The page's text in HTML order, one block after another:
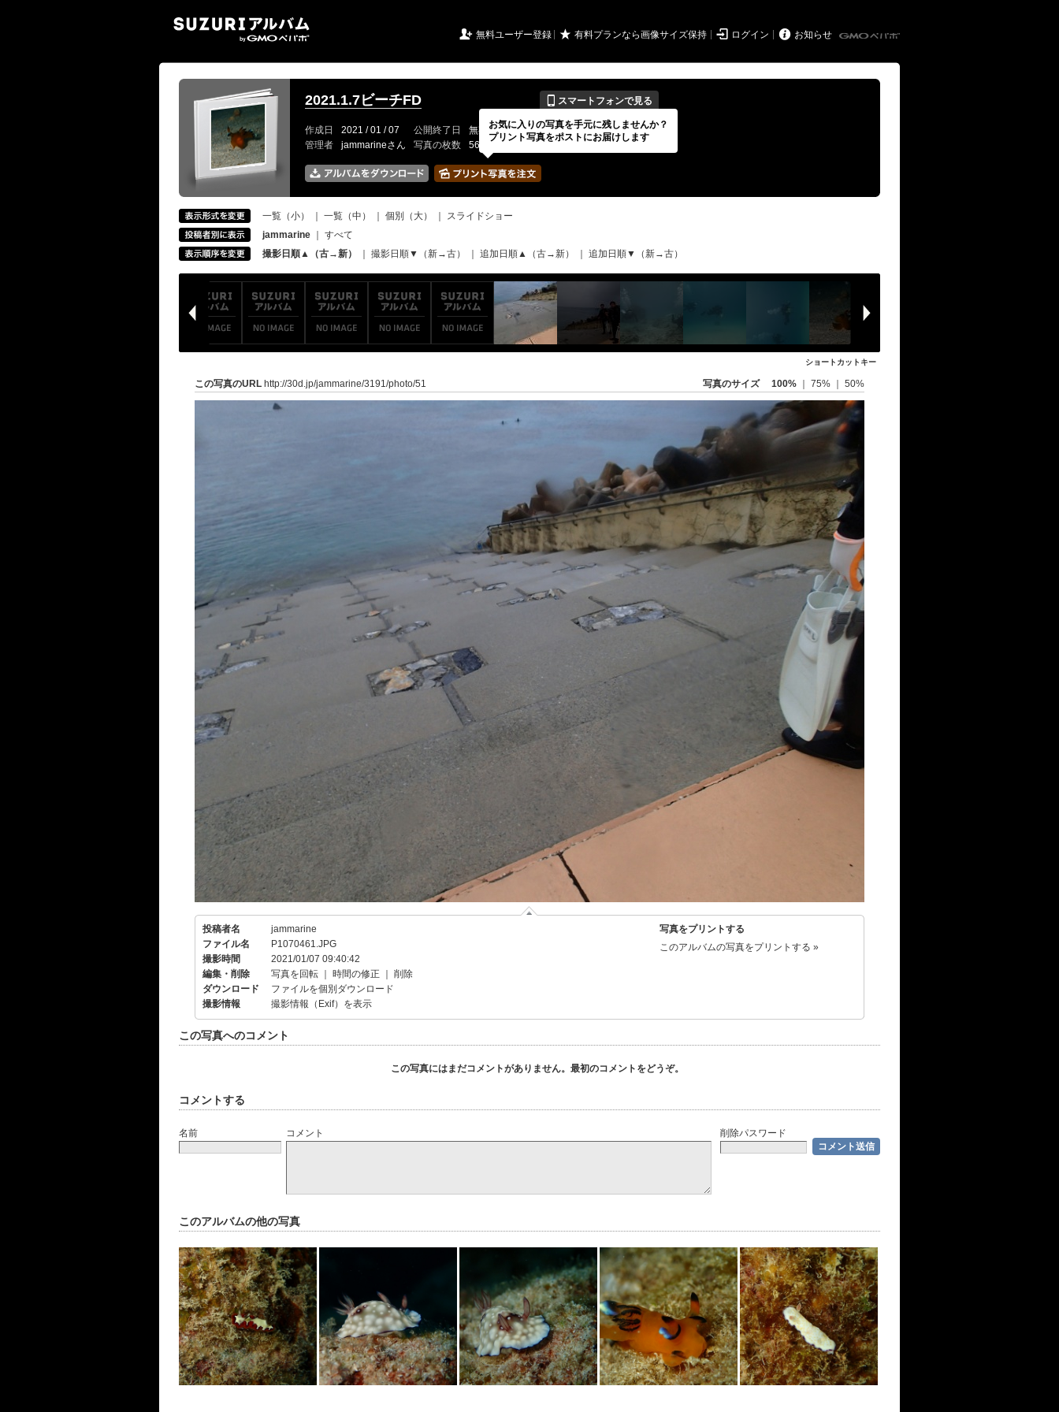
 無料ユーザー登録 ★ 有料プランなら画像サイズ保持  ログイン  お知らせ
2021.1.7ビーチFD 📱 スマートフォンで見る
作成日 2021 / 01 / 07 公開終了日 無期限 イベントの期間
---
管理者
jammarineさん 写真の枚数 56 / 2000枚
一覧（小） 一覧（中） 個別（大）
スライドショー
jammarine
すべて
撮影日順▲（古→新）
撮影日順▼（新→古） 追加日順▲（古→新） 追加日順▼（新→古）
ショートカットキー
この写真のURL http://30d.jp/jammarine/3191/photo/51 写真のサイズ 100% 75% 50%
投稿者名
jammarine
ファイル名
P1070461.JPG
撮影時間
2021/01/07 09:40:42
編集・削除
写真を回転 時間の修正
削除
ダウンロード
ファイルを個別ダウンロード
撮影情報
撮影情報（Exif）を表示
写真をプリントする
このアルバムの写真をプリントする »
この写真へのコメント
この写真にはまだコメントがありません。最初のコメントをどうぞ。
コメントする
名前 コメント 削除パスワード
このアルバムの他の写真
お気に入りの写真を手元に残しませんか？
プリント写真をポストにお届けします